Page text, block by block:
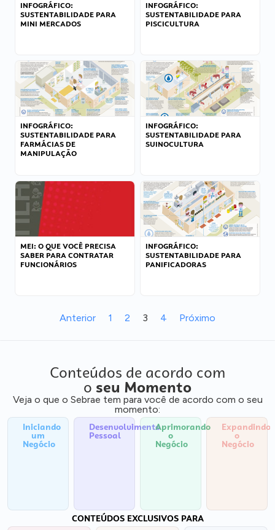
INFOGRÁFICO:
SUSTENTABILIDADE PARA
MINI MERCADOS
INFOGRÁFICO:
SUSTENTABILIDADE PARA
PISCICULTURA
INFOGRÁFICO:
SUSTENTABILIDADE PARA
FARMÁCIAS DE
MANIPULAÇÃO
INFOGRÁFICO:
SUSTENTABILIDADE PARA
SUINOCULTURA
MEI: O QUE VOCÊ PRECISA
SABER PARA CONTRATAR
FUNCIONÁRIOS
INFOGRÁFICO:
SUSTENTABILIDADE PARA
PANIFICADORAS
Anterior 1 2 3 4 Próximo
Conteúdos de acordo com
o seu Momento
Veja o que o Sebrae tem para você de acordo com o seu
momento:
Iniciando
um
Negócio
Desenvolvimento
Pessoal
Aprimorando
o
Negócio
Expandindo
o
Negócio
CONTEÚDOS EXCLUSIVOS PARA